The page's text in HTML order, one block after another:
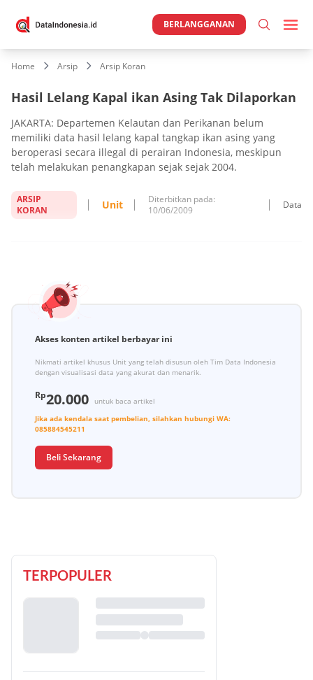
BERLANGGANAN
Home Arsip Arsip Koran
Hasil Lelang Kapal ikan Asing Tak Dilaporkan
JAKARTA: Departemen Kelautan dan Perikanan belum
memiliki data hasil lelang kapal tangkap ikan asing yang
beroperasi secara illegal di perairan Indonesia, meskipun
telah melakukan penangkapan sejak sejak 2004.
ARSIP
KORAN
Unit
Diterbitkan pada:
10/06/2009
Data
Akses konten artikel berbayar ini
Nikmati artikel khusus Unit yang telah disusun oleh Tim Data Indonesia
dengan visualisasi data yang akurat dan menarik.
Rp20.000
untuk baca artikel
Jika ada kendala saat pembelian, silahkan hubungi WA:
085884545211
Beli Sekarang
TERPOPULER